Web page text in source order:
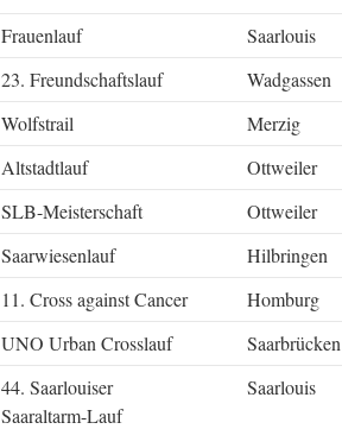
Frauenlauf
Saarlouis
23. Freundschaftslauf
Wadgassen
Wolfstrail
Merzig
Altstadtlauf
Ottweiler
SLB-Meisterschaft
Ottweiler
Saarwiesenlauf
Hilbringen
11. Cross against Cancer
Homburg
UNO Urban Crosslauf
Saarbrücken
44. Saarlouiser
Saaraltarm-Lauf
Saarlouis